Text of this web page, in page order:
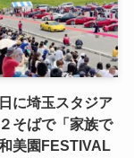
に埼玉スタジア
そばで「家族で
美園FESTIVAL